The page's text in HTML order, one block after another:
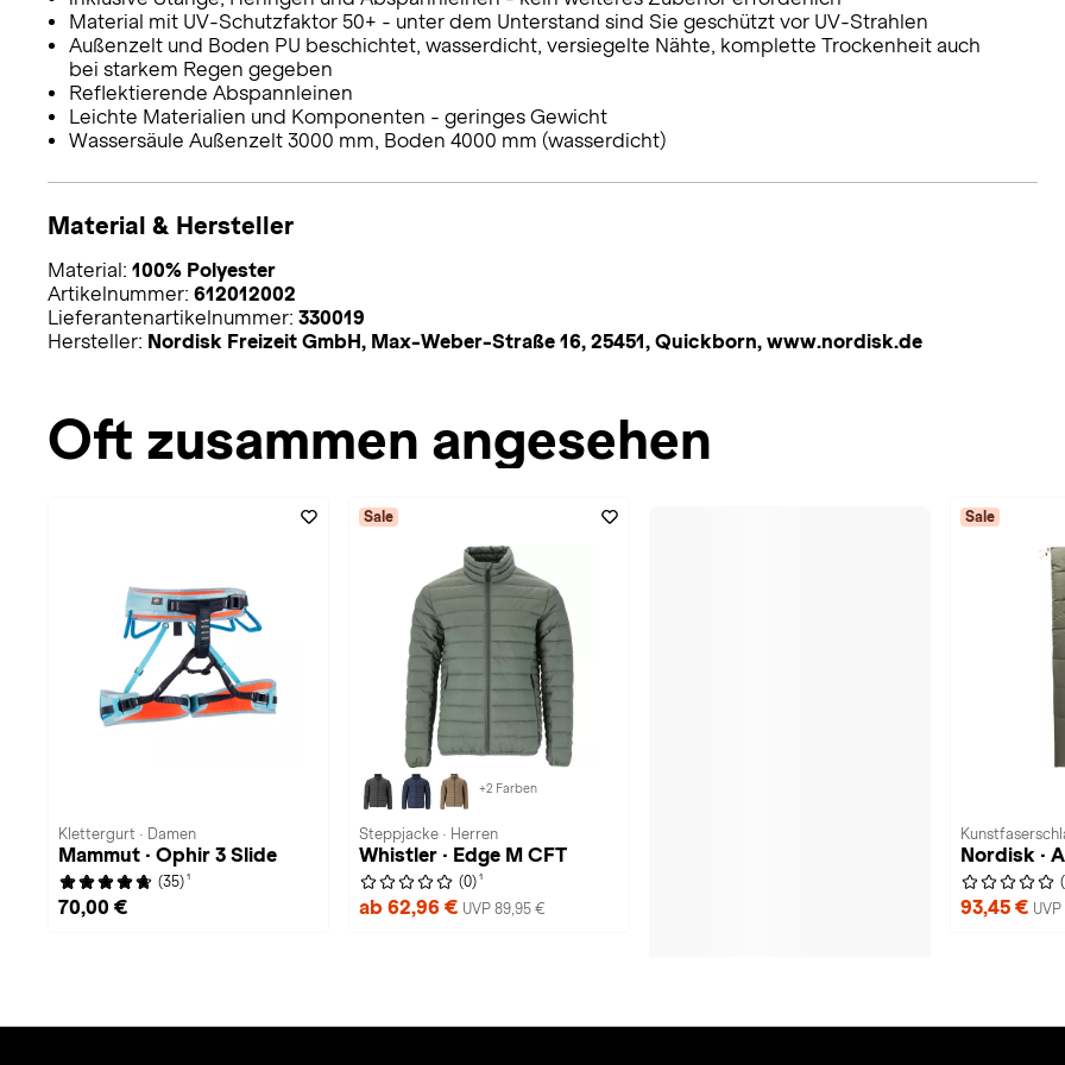
Material mit UV-Schutzfaktor 50+ - unter dem Unterstand sind Sie geschützt vor UV-Strahlen
Außenzelt und Boden PU beschichtet, wasserdicht, versiegelte Nähte, komplette Trockenheit auch
bei starkem Regen gegeben
Reflektierende Abspannleinen
Leichte Materialien und Komponenten - geringes Gewicht
Wassersäule Außenzelt 3000 mm, Boden 4000 mm (wasserdicht)
Material & Hersteller
Material: 100% Polyester
Artikelnummer: 612012002
Lieferantenartikelnummer: 330019
Hersteller: Nordisk Freizeit GmbH, Max-Weber-Straße 16, 25451, Quickborn, www.nordisk.de
Oft zusammen angesehen
Klettergurt · Damen
Mammut · Ophir 3 Slide
(35) 1
70,00 €
Sale
+2 Farben
Steppjacke · Herren
Whistler · Edge M CFT
(0) 1
ab 62,96 € UVP 89,95 €
Sale
Nordisk ·
93,45 €